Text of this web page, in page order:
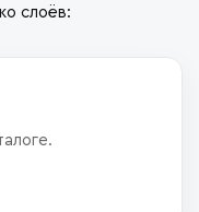
слоёв: